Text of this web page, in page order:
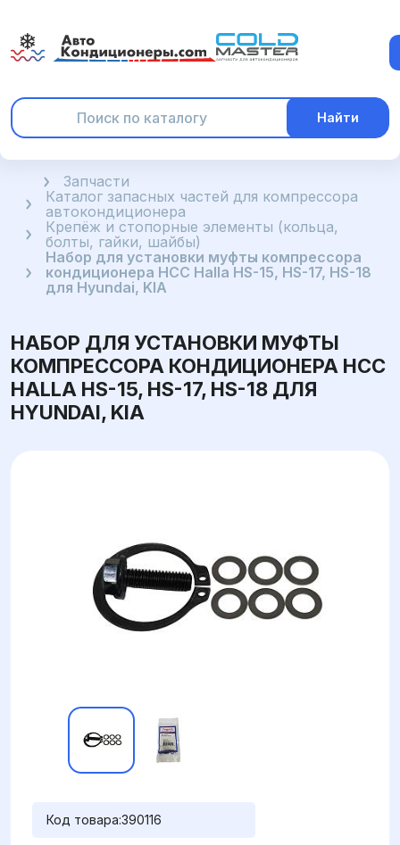
Найти
ГлавнаяЗапчасти
Каталог запасных частей для компрессора
автокондиционера
Крепёж и стопорные элементы (кольца,
болты, гайки, шайбы)
Набор для установки муфты компрессора
кондиционера HCC Halla HS-15, HS-17, HS-18
для Hyundai, KIA
НАБОР ДЛЯ УСТАНОВКИ МУФТЫ
КОМПРЕССОРА КОНДИЦИОНЕРА HCC
HALLA HS-15, HS-17, HS-18 ДЛЯ
HYUNDAI, KIA
Код товара:390116